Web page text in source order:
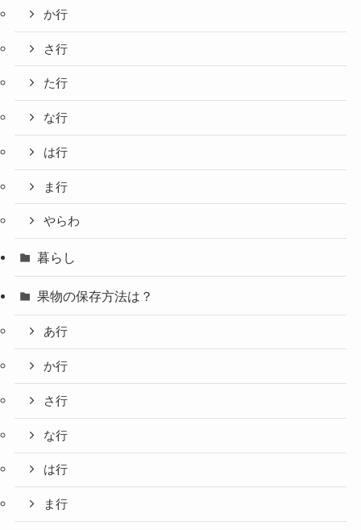
か行
さ行
た行
な行
は行
ま行
やらわ
暮らし
果物の保存方法は？
あ行
か行
さ行
な行
は行
ま行